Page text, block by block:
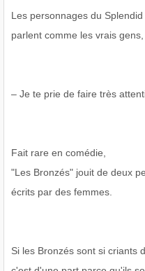
Les personnages du
parlent comme les vrais
– Je te prie de faire très
Fait rare en comédie,
"Les Bronzés" jouit de deux
écrits par des femmes.
Si les Bronzés sont si criants